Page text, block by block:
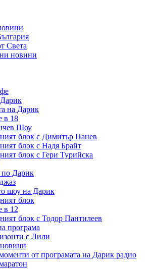
Света
новини
на Дарик
в 18
Шоу
блок с Димитър Панев
блок с Надя Брайт
блок с Гери Турийска
по Дарик
шоу на Дарик
блок
в 12
блок с Тодор Пантилеев
програма
с Лили
от програмата на Дарик радио